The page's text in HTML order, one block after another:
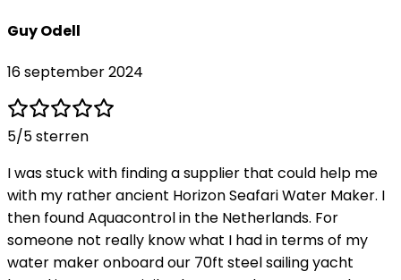
Guy Odell
16 september 2024
5/5 sterren
I was stuck with finding a supplier that could help me
with my rather ancient Horizon Seafari Water Maker. I
then found Aquacontrol in the Netherlands. For
someone not really know what I had in terms of my
water maker onboard our 70ft steel sailing yacht